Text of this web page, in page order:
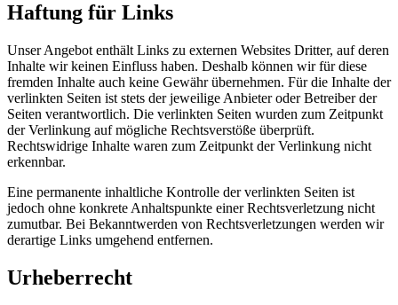
Haftung für Links
Unser Angebot enthält Links zu externen Websites Dritter, auf deren
Inhalte wir keinen Einfluss haben. Deshalb können wir für diese
fremden Inhalte auch keine Gewähr übernehmen. Für die Inhalte der
verlinkten Seiten ist stets der jeweilige Anbieter oder Betreiber der
Seiten verantwortlich. Die verlinkten Seiten wurden zum Zeitpunkt
der Verlinkung auf mögliche Rechtsverstöße überprüft.
Rechtswidrige Inhalte waren zum Zeitpunkt der Verlinkung nicht
erkennbar.
Eine permanente inhaltliche Kontrolle der verlinkten Seiten ist
jedoch ohne konkrete Anhaltspunkte einer Rechtsverletzung nicht
zumutbar. Bei Bekanntwerden von Rechtsverletzungen werden wir
derartige Links umgehend entfernen.
Urheberrecht